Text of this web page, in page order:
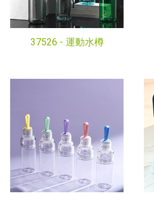
37526 - 運動水樽